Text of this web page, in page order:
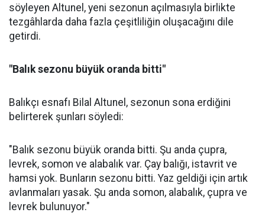
söyleyen Altunel, yeni sezonun açılmasıyla birlikte
tezgâhlarda daha fazla çeşitliliğin oluşacağını dile
getirdi.
"Balık sezonu büyük oranda bitti"
Balıkçı esnafı Bilal Altunel, sezonun sona erdiğini
belirterek şunları söyledi:
"Balık sezonu büyük oranda bitti. Şu anda çupra,
levrek, somon ve alabalık var. Çay balığı, istavrit ve
hamsi yok. Bunların sezonu bitti. Yaz geldiği için artık
avlanmaları yasak. Şu anda somon, alabalık, çupra ve
levrek bulunuyor."